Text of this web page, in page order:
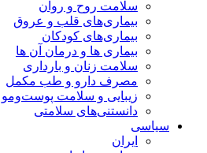
سلامت روح و روان
بیماری‌های قلب و عروق
بیماری‌های کودکان
بیماری ها و درمان آن ها
سلامت زنان و بارداری
مصرف دارو و طب مکمل
زیبایی و سلامت پوست‌ومو
دانستنی‌های سلامتی
سیاسی
ایران